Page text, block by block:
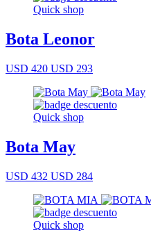
Quick shop
Bota Leonor
USD 420 USD 293
Quick shop
Bota May
USD 432 USD 284
Quick shop